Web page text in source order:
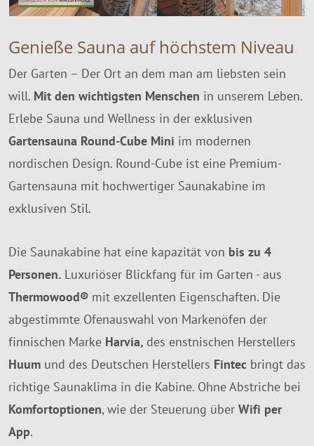
Genieße Sauna auf höchstem Niveau
Der Garten – Der Ort an dem man am liebsten sein
will. Mit den wichtigsten Menschen in unserem Leben.
Erlebe Sauna und Wellness in der exklusiven
Gartensauna Round-Cube Mini im modernen
nordischen Design. Round-Cube ist eine Premium-
Gartensauna mit hochwertiger Saunakabine im
exklusiven Stil.
Die Saunakabine hat eine kapazität von bis zu 4
Personen. Luxuriöser Blickfang für im Garten - aus
Thermowood® mit exzellenten Eigenschaften. Die
abgestimmte Ofenauswahl von Markenöfen der
finnischen Marke Harvia, des enstnischen Herstellers
Huum und des Deutschen Herstellers Fintec bringt das
richtige Saunaklima in die Kabine. Ohne Abstriche bei
Komfortoptionen, wie der Steuerung über Wifi per
App.